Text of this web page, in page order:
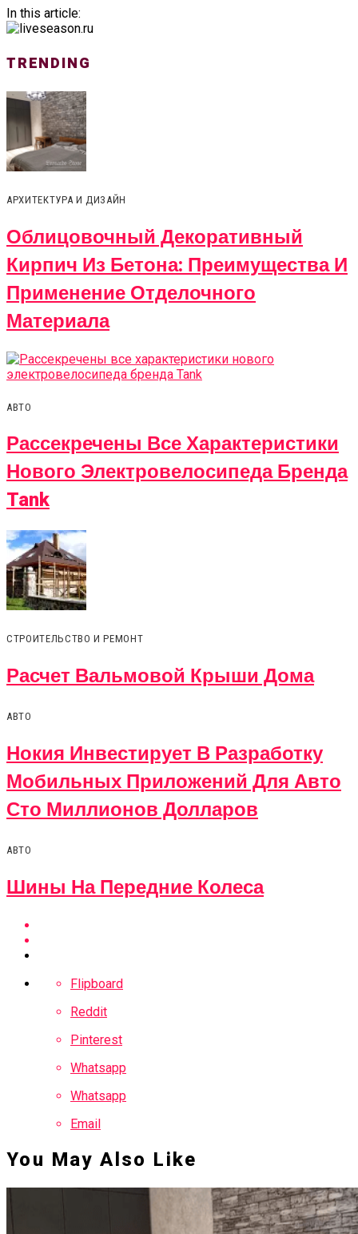
In this article:
TRENDING
АРХИТЕКТУРА И ДИЗАЙН
Облицовочный Декоративный
Кирпич Из Бетона: Преимущества И
Применение Отделочного
Материала
АВТО
Рассекречены Все Характеристики
Нового Электровелосипеда Бренда
Tank
СТРОИТЕЛЬСТВО И РЕМОНТ
Расчет Вальмовой Крыши Дома
АВТО
Нокия Инвестирует В Разработку
Мобильных Приложений Для Авто
Сто Миллионов Долларов
АВТО
Шины На Передние Колеса
Flipboard
Reddit
Pinterest
Whatsapp
Whatsapp
Email
You May Also Like